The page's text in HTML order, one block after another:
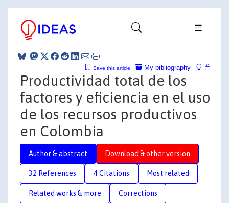
My bibliography
Save this article
Productividad total de los
factores y eficiencia en el uso
de los recursos productivos
en Colombia
Author & abstract Download & other version
32 References 4 Citations Most related
Related works & more Corrections